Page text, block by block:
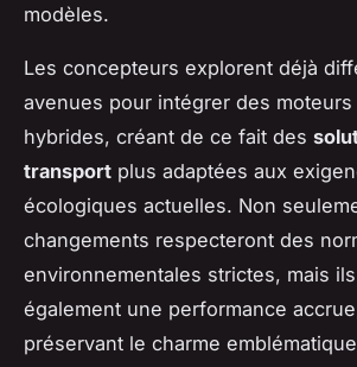
modèles.
Les concepteurs explorent déjà
avenues pour intégrer des
hybrides, créant de ce fait des
transport plus adaptées aux
écologiques actuelles. Non
changements respecteront des
environnementales strictes, mais
également une performance
préservant le charme